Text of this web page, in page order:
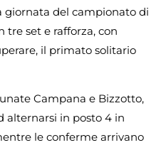
giornata del campionato di
tre set e rafforza, con
il primato solitario
Campana e Bizzotto,
alternarsi in posto 4 in
le conferme arrivano